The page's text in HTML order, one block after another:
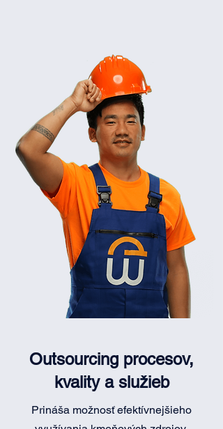
Outsourcing procesov,
kvality a služieb
Prináša možnosť efektívnejšieho